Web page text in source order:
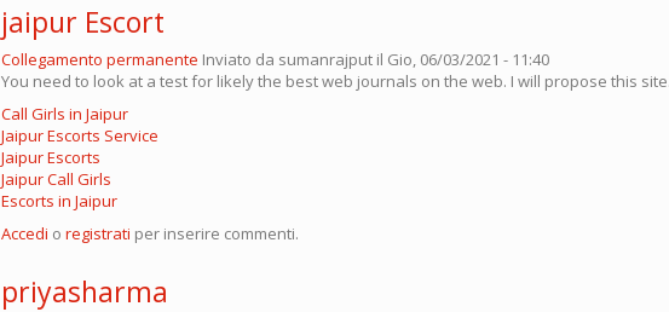
jaipur Escort
Collegamento permanente Inviato da sumanrajput il Gio, 06/03/2021 - 11:40
You need to look at a test for likely the best web journals on the web. I will propose this site.
Call Girls in Jaipur
Jaipur Escorts Service
Jaipur Escorts
Jaipur Call Girls
Escorts in Jaipur
Accedi o registrati per inserire commenti.
priyasharma